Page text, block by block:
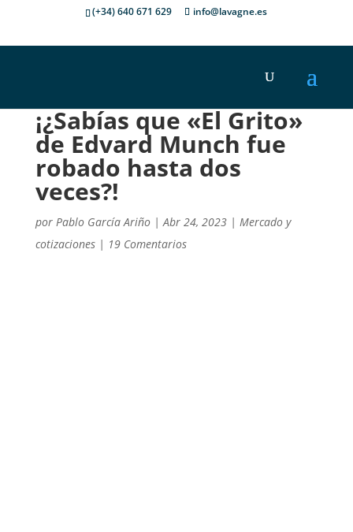
(+34) 640 671 629 info@lavagne.es
¡¿Sabías que «El Grito»
de Edvard Munch fue
robado hasta dos
veces?!
por Pablo García Ariño|Abr 24, 2023| Mercado y
cotizaciones| 19 Comentarios